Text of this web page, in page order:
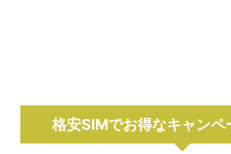
格安SIMでお得なキャンペ